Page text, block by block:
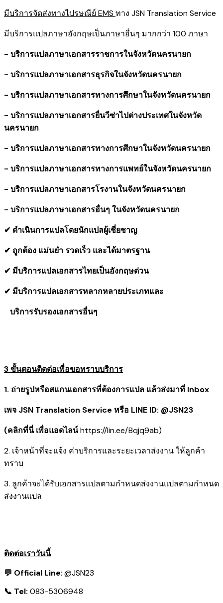
มีบริการจัดส่งทางไปรษณีย์ EMS ทาง JSN Translation Service
มีบริการแปลภาษาอังกฤษเป็นภาษาอื่นๆ มากกว่า 100 ภาษา
- บริการแปลภาษาเอกสารราชการในจังหวัดนครนายก
- บริการแปลภาษาเอกสารธุรกิจในจังหวัดนครนายก
- บริการแปลภาษาเอกสารทางการศึกษาในจังหวัดนครนายก
- บริการแปลภาษาเอกสารยื่นวีซ่าไปต่างประเทศในจังหวัด
นครนายก
- บริการแปลภาษาเอกสารทางการศึกษาในจังหวัดนครนายก
- บริการแปลภาษาเอกสารทางการแพทย์ในจังหวัดนครนายก
- บริการแปลภาษาเอกสารโรงานในจังหวัดนครนายก
- บริการแปลภาษาเอกสารอื่นๆ ในจังหวัดนครนายก
✔ ดำเนินการแปลโดยนักแปลผู้เชี่ยชาญ
✔ ถูกต้อง แม่นยำ รวดเร็ว และได้มาตรฐาน
✔ มีบริการแปลเอกสารไทยเป็นอังกฤษด่วน
✔ มีบริการแปลเอกสารหลากหลายประเภทและ
​ บริการรับรองเอกสารอื่นๆ
3 ขั้นตอนติดต่อเพื่อขอทราบบริการ
1. ถ่ายรูปหรือสแกนเอกสารที่ต้องการแปล แล้วส่งมาที่ Inbox
เพจ JSN Translation Service หรือ LINE ID: @JSN23
(คลิกที่นี่ เพื่อแอดไลน์https://lin.ee/Bqjq9ab)
2. เจ้าหน้าที่จะแจ้ง ค่าบริการและระยะเวลาส่งงาน ให้ลูกค้า
ทราบ
3. ลูกค้าจะได้รับเอกสารแปลตามกำหนดส่งงานแปลตามกำหนด
ส่งงานแปล
ติดต่อเราวันนี้
💬 Official Line: @JSN23
📞 Tel: 083-5306948